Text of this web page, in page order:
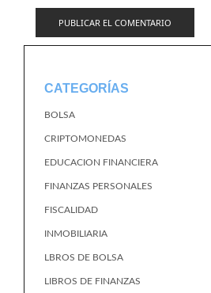
CATEGORÍAS
BOLSA
CRIPTOMONEDAS
EDUCACION FINANCIERA
FINANZAS PERSONALES
FISCALIDAD
INMOBILIARIA
LBROS DE BOLSA
LIBROS DE FINANZAS